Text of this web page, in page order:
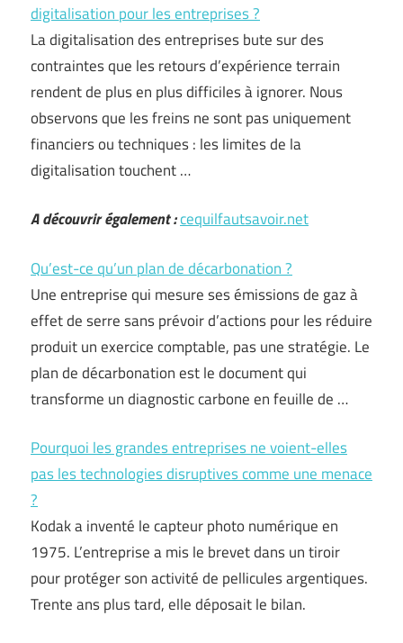
digitalisation pour les entreprises ?
La digitalisation des entreprises bute sur des
contraintes que les retours d’expérience terrain
rendent de plus en plus difficiles à ignorer. Nous
observons que les freins ne sont pas uniquement
financiers ou techniques : les limites de la
digitalisation touchent …
A découvrir également :cequilfautsavoir.net
Qu’est-ce qu’un plan de décarbonation ?
Une entreprise qui mesure ses émissions de gaz à
effet de serre sans prévoir d’actions pour les réduire
produit un exercice comptable, pas une stratégie. Le
plan de décarbonation est le document qui
transforme un diagnostic carbone en feuille de …
Pourquoi les grandes entreprises ne voient-elles
pas les technologies disruptives comme une menace
?
Kodak a inventé le capteur photo numérique en
1975. L’entreprise a mis le brevet dans un tiroir
pour protéger son activité de pellicules argentiques.
Trente ans plus tard, elle déposait le bilan.